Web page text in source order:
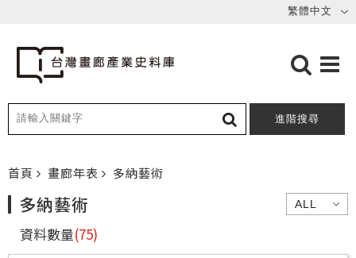
進階搜尋
首頁 畫廊年表 多納藝術
多納藝術
資料數量(75)